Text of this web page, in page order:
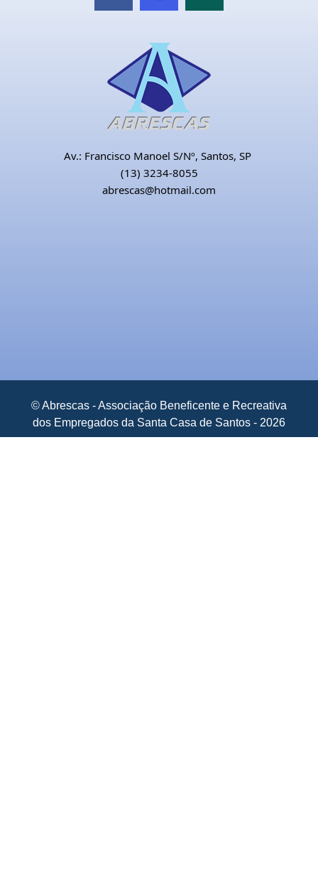
Av.: Francisco Manoel S/Nº, Santos, SP
(13) 3234-8055
abrescas@hotmail.com
© Abrescas - Associação Beneficente e Recreativa
dos Empregados da Santa Casa de Santos - 2026